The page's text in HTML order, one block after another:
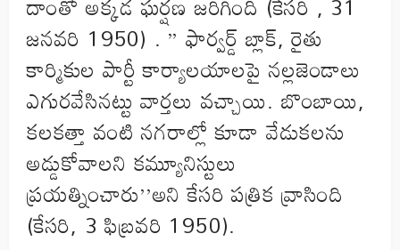
జనవరి 1950) . ” ఫార్వర్డ్ బ్లాక్, రైతు
కార్మికుల పార్టీ కార్యాలయాలపై నల్లజెండాలు
ఎగురవేసినట్టు వార్తలు వచ్చాయి. బొంబాయి,
కలకత్తా వంటి నగరాల్లో కూడా వేడుకలను
అడ్డుకోవాలని కమ్యూనిస్టులు
ప్రయత్నించారు’’అని కేసరి పత్రిక వ్రాసింది
(కేసరి, 3 ఫిబ్రవరి 1950).